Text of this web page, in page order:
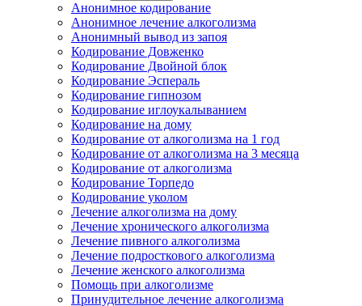
Анонимное кодирование
Анонимное лечение алкоголизма
Анонимный вывод из запоя
Кодирование Довженко
Кодирование Двойной блок
Кодирование Эспераль
Кодирование гипнозом
Кодирование иглоукалыванием
Кодирование на дому
Кодирование от алкоголизма на 1 год
Кодирование от алкоголизма на 3 месяца
Кодирование от алкоголизма
Кодирование Торпедо
Кодирование уколом
Лечение алкоголизма на дому
Лечение хронического алкоголизма
Лечение пивного алкоголизма
Лечение подросткового алкоголизма
Лечение женского алкоголизма
Помощь при алкоголизме
Принудительное лечение алкоголизма